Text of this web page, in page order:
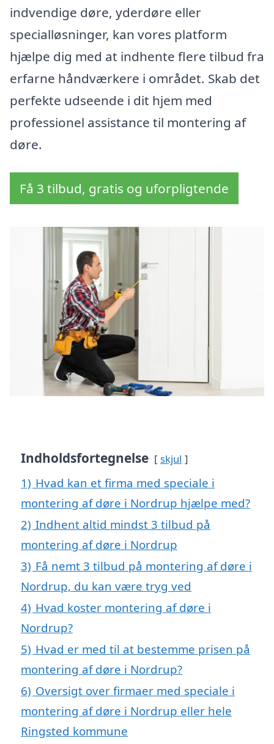
indvendige døre, yderdøre eller
specialløsninger, kan vores platform
hjælpe dig med at indhente flere tilbud fra
erfarne håndværkere i området. Skab det
perfekte udseende i dit hjem med
professionel assistance til montering af
døre.
Få 3 tilbud, gratis og uforpligtende
Indholdsfortegnelse skjul
1) Hvad kan et firma med speciale i
montering af døre i Nordrup hjælpe med?
2) Indhent altid mindst 3 tilbud på
montering af døre i Nordrup
3) Få nemt 3 tilbud på montering af døre i
Nordrup, du kan være tryg ved
4) Hvad koster montering af døre i
Nordrup?
5) Hvad er med til at bestemme prisen på
montering af døre i Nordrup?
6) Oversigt over firmaer med speciale i
montering af døre i Nordrup eller hele
Ringsted kommune